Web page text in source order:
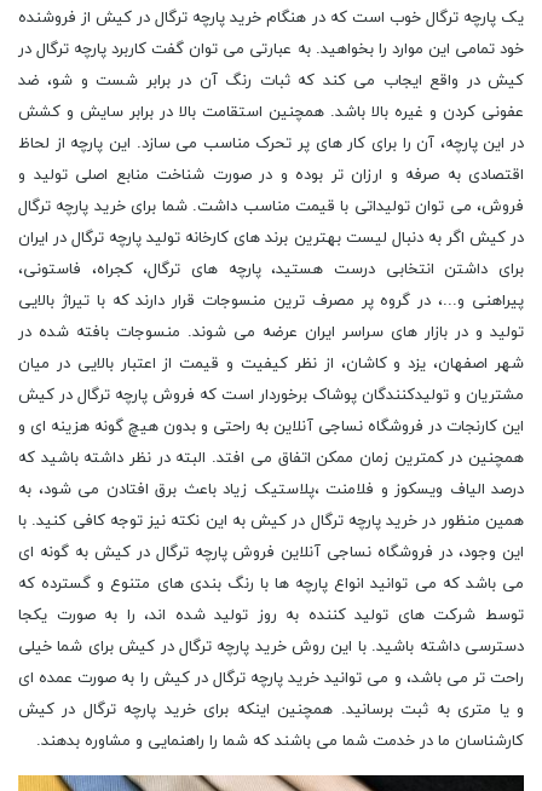
یک پارچه ترگال خوب است که در هنگام خرید پارچه ترگال در کیش از فروشنده
خود تمامی این موارد را بخواهید. به عبارتی می توان گفت کاربرد پارچه ترگال در
کیش در واقع ایجاب می‌ کند که ثبات رنگ آن در برابر شست و شو، ضد
عفونی کردن و غیره بالا باشد. همچنین استقامت بالا در برابر سایش و کشش
در این پارچه، آن را برای کار های پر تحرک مناسب می ‌سازد. این پارچه از لحاظ
اقتصادی به صرفه و ارزان ‌تر بوده و در صورت شناخت منابع اصلی تولید و
فروش، می‌ توان تولیداتی با قیمت مناسب داشت. شما برای خرید پارچه ترگال
در کیش اگر به دنبال لیست بهترین برند های کارخانه تولید پارچه ترگال در ایران
برای داشتن انتخابی درست هستید، پارچه های ترگال، کجراه، فاستونی،
پیراهنی و...، در گروه پر مصرف ترین منسوجات قرار دارند که با تیراژ بالایی
تولید و در بازار های سراسر ایران عرضه می شوند. منسوجات بافته شده در
شهر اصفهان، یزد و کاشان، از نظر کیفیت و قیمت از اعتبار بالایی در میان
مشتریان و تولیدکنندگان پوشاک برخوردار است که فروش پارچه ترگال در کیش
این کارنجات در فروشگاه نساجی آنلاین به راحتی و بدون هیچ گونه هزینه ای و
همچنین در کمترین زمان ممکن اتفاق می افتد. البته در نظر داشته باشید که
درصد الیاف ویسکوز و فلامنت ،پلاستیک زیاد باعث برق افتادن می شود، به
همین منظور در خرید پارچه ترگال در کیش به این نکته نیز توجه کافی کنید. با
این وجود، در فروشگاه نساجی آنلاین فروش پارچه ترگال در کیش به گونه ای
می باشد که می توانید انواع پارچه ها با رنگ بندی های متنوع و گسترده که
توسط شرکت های تولید کننده به روز تولید شده اند، را به صورت یکجا
دسترسی داشته باشید. با این روش خرید پارچه ترگال در کیش برای شما خیلی
راحت تر می باشد، و می توانید خرید پارچه ترگال در کیش را به صورت عمده ای
و یا متری به ثبت برسانید. همچنین اینکه برای خرید پارچه ترگال در کیش
کارشناسان ما در خدمت شما می باشند که شما را راهنمایی و مشاوره بدهند.